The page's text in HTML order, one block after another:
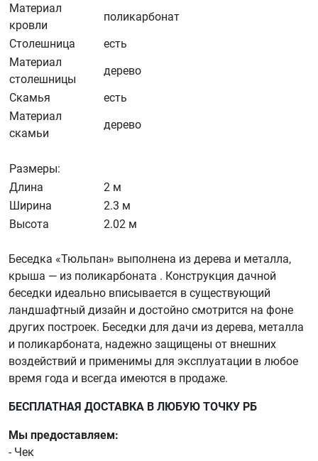
Материал
кровли
поликарбонат
Столешница
есть
Материал
столешницы
дерево
Скамья
есть
Материал
скамьи
дерево
Размеры:
Длина
2 м
Ширина
2.3 м
Высота
2.02 м
Беседка «Тюльпан» выполнена из дерева и металла,
крыша — из поликарбоната . Конструкция дачной
беседки идеально вписывается в существующий
ландшафтный дизайн и достойно смотрится на фоне
других построек. Беседки для дачи из дерева, металла
и поликарбоната, надежно защищены от внешних
воздействий и применимы для эксплуатации в любое
время года и всегда имеются в продаже.
БЕСПЛАТНАЯ ДОСТАВКА В ЛЮБУЮ ТОЧКУ РБ
Мы предоставляем:
- Чек